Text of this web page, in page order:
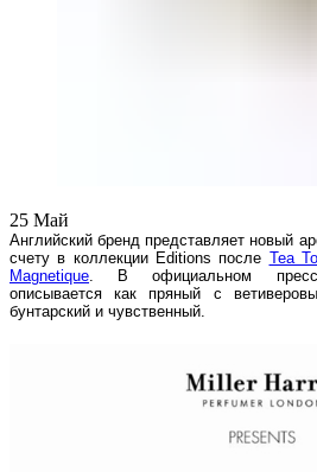
25 Май
Английский бренд представляет новый
счету в коллекции Editions после Tea
Magnetique . В официальном
описывается как пряный с
бунтарский и чувственный.